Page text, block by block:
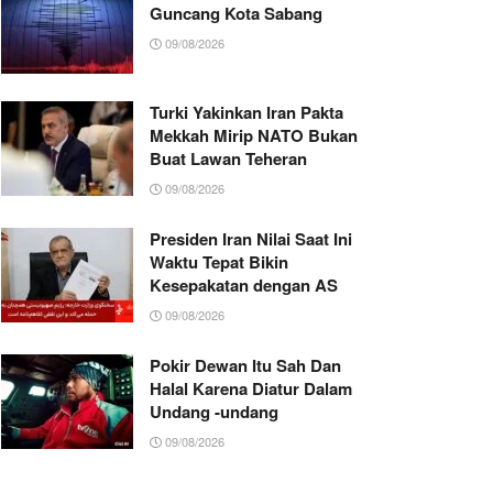
Guncang Kota Sabang
09/08/2026
Turki Yakinkan Iran Pakta
Mekkah Mirip NATO Bukan
Buat Lawan Teheran
09/08/2026
Presiden Iran Nilai Saat Ini
Waktu Tepat Bikin
Kesepakatan dengan AS
09/08/2026
Pokir Dewan Itu Sah Dan
Halal Karena Diatur Dalam
Undang -undang
09/08/2026